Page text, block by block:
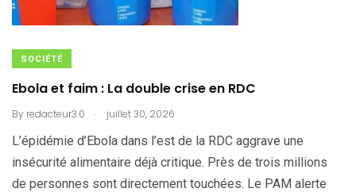
SOCIÉTÉ
Ebola et faim : La double crise en RDC
By redacteur3.0 . juillet 30, 2026
L’épidémie d’Ebola dans l’est de la RDC aggrave une
insécurité alimentaire déjà critique. Près de trois millions
de personnes sont directement touchées. Le PAM alerte